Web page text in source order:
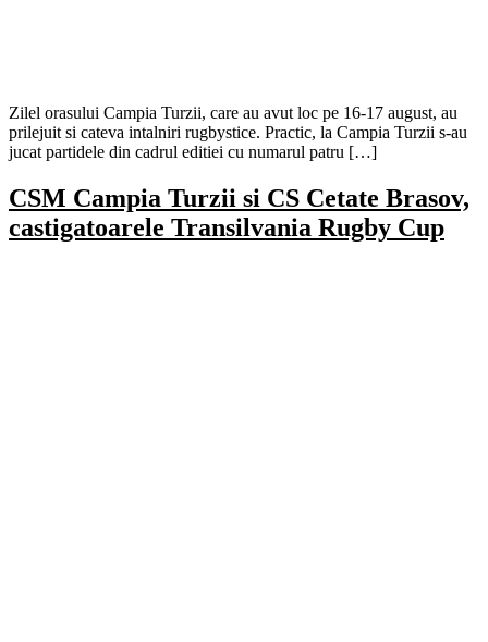
Zilel orasului Campia Turzii, care au avut loc pe 16-17 august, au
prilejuit si cateva intalniri rugbystice. Practic, la Campia Turzii s-au
jucat partidele din cadrul editiei cu numarul patru […]
CSM Campia Turzii si CS Cetate Brasov,
castigatoarele Transilvania Rugby Cup